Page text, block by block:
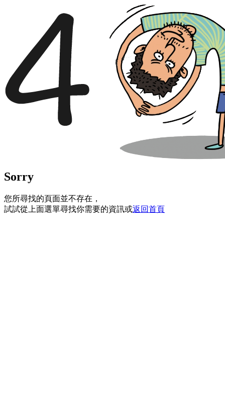
Sorry
您所尋找的頁面並不存在，
試試從上面選單尋找你需要的資訊或返回首頁